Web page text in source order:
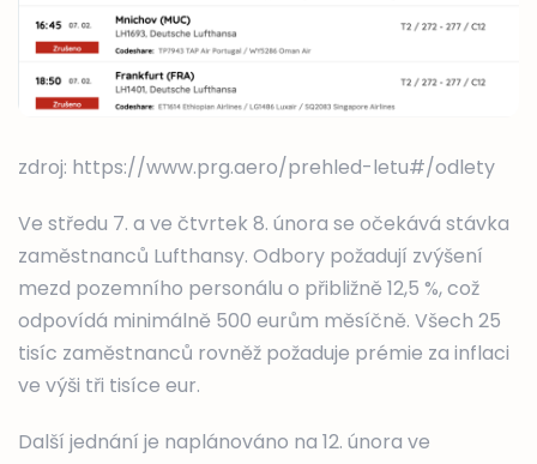
zdroj: https://www.prg.aero/prehled-letu#/odlety
Ve středu 7. a ve čtvrtek 8. února se očekává stávka
zaměstnanců Lufthansy. Odbory požadují zvýšení
mezd pozemního personálu o přibližně 12,5 %, což
odpovídá minimálně 500 eurům měsíčně. Všech 25
tisíc zaměstnanců rovněž požaduje prémie za inflaci
ve výši tři tisíce eur.
Další jednání je naplánováno na 12. února ve